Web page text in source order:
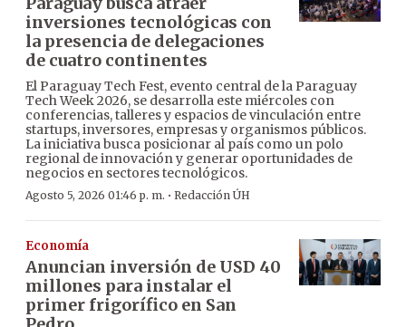
inversiones tecnológicas con
la presencia de delegaciones
de cuatro continentes
El Paraguay Tech Fest, evento central de la Paraguay
Tech Week 2026, se desarrolla este miércoles con
conferencias, talleres y espacios de vinculación entre
startups, inversores, empresas y organismos públicos.
La iniciativa busca posicionar al país como un polo
regional de innovación y generar oportunidades de
negocios en sectores tecnológicos.
Agosto 5, 2026 01:46 p. m. · Redacción ÚH
Economía
Anuncian inversión de USD 40
millones para instalar el
primer frigorífico en San